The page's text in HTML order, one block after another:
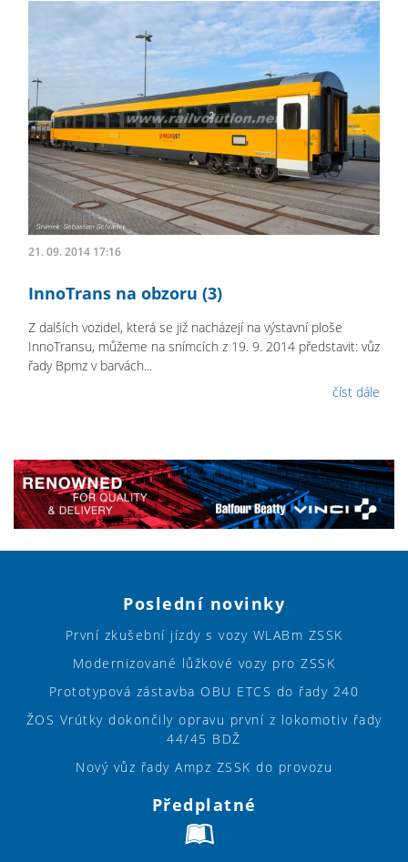
21. 09. 2014 17:16
InnoTrans na obzoru (3)
Z dalších vozidel, která se již nacházejí na výstavní ploše
InnoTransu, můžeme na snímcích z 19. 9. 2014 představit: vůz
řady Bpmz v barvách...
číst dále
Poslední novinky
První zkušební jízdy s vozy WLABm ZSSK
Modernizované lůžkové vozy pro ZSSK
Prototypová zástavba OBU ETCS do řady 240
ŽOS Vrútky dokončily opravu první z lokomotiv řady
44/45 BDŽ
Nový vůz řady Ampz ZSSK do provozu
Předplatné